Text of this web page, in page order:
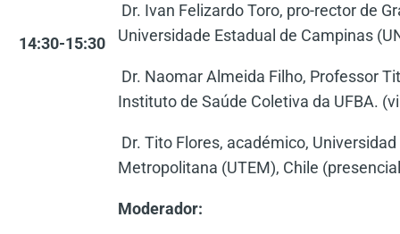
14:30-15:30
Dr. Ivan Felizardo Toro, pro-rector de
Universidade Estadual de Campinas
Dr. Naomar Almeida Filho, Professor
Instituto de Saúde Coletiva da UFBA.
Dr. Tito Flores, académico,
Metropolitana (UTEM), Chile
Moderador: